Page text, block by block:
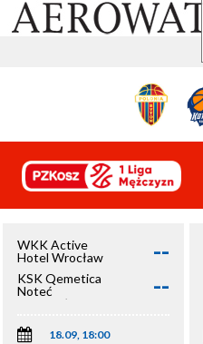
WKK Active
Hotel Wrocław
--
KSK Qemetica
Noteć
Inowrocław
--
18.09, 18:00